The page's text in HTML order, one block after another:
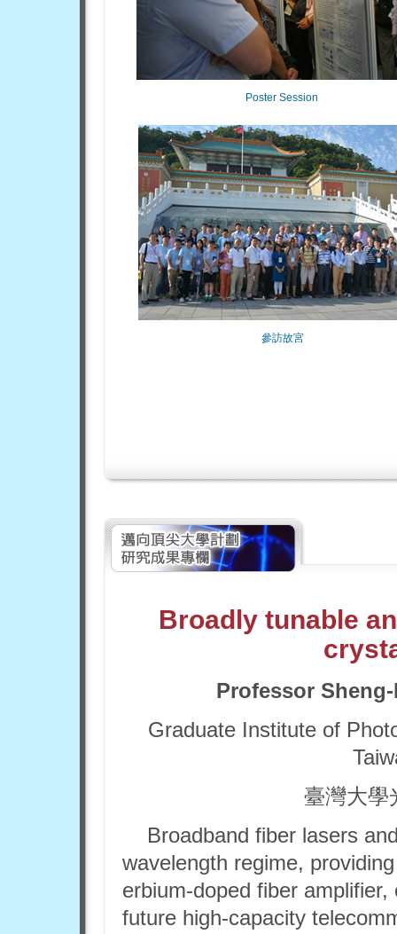
Poster Session
參訪故宮
Broadly tunable
Professor
Graduate Institute of
臺灣大學
Broadband fiber lasers
wavelength regime,
erbium-doped fiber
future high-capacity